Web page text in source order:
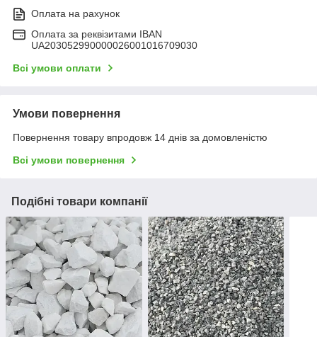
Оплата на рахунок
Оплата за реквізитами IBAN
UA203052990000026001016709030
Всі умови оплати
Умови повернення
Повернення товару впродовж 14 днів за домовленістю
Всі умови повернення
Подібні товари компанії